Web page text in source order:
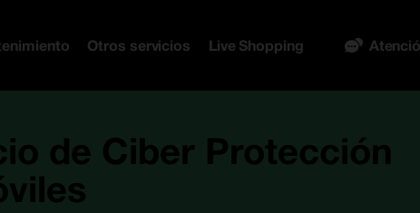
Otros servicios Live Shopping
de Ciber Protección